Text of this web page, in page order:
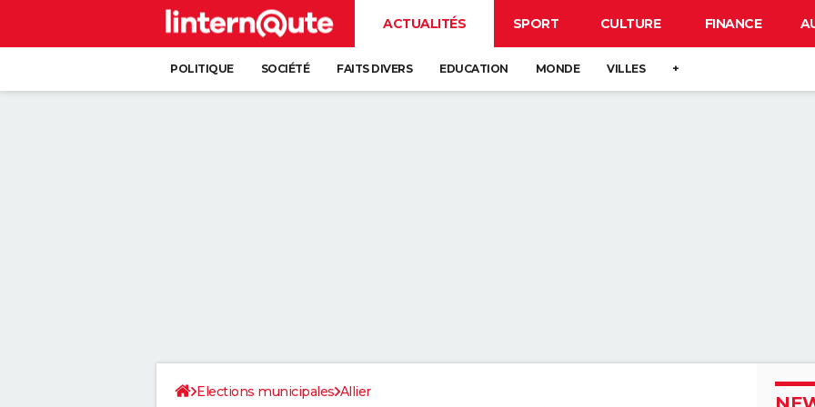
ACTUALITÉS SPORT CULTURE FINANCE
POLITIQUE SOCIÉTÉ FAITS DIVERS EDUCATION MONDE VILLES +
Elections municipales Allier